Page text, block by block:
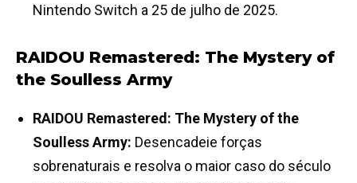
Nintendo Switch a 25 de julho de 2025.
RAIDOU Remastered: The Mystery of
the Soulless Army
RAIDOU Remastered: The Mystery of the
Soulless Army: Desencadeie forças
sobrenaturais e resolva o maior caso do século